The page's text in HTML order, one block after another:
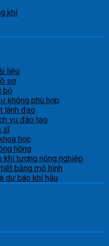
khí
liệu
sơ
bộ
không phù hợp
lãnh đạo
vụ đào tạo
sĩ
học
hồng
khí tượng nông nghiệp
bằng mô hình
dự báo khí hậu